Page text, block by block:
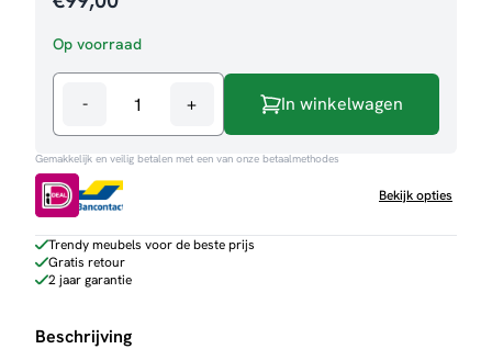
Op voorraad
-
Hanglamp
Stilo
aantal
+ In winkelwagen
Gemakkelijk en veilig betalen met een van onze betaalmethodes
Bekijk opties
Trendy meubels voor de beste prijs
Gratis retour
2 jaar garantie
Beschrijving